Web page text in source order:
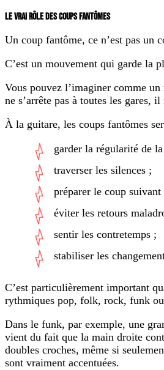
LE VRAI RÔLE DES COUPS FANTÔMES
Un coup fantôme, ce n’est pas un
C’est un mouvement qui garde la
Vous pouvez l’imaginer comme
ne s’arrête pas à toutes les gares,
À la guitare, les coups fantômes
garder la régularité de
traverser les silences ;
préparer le coup suivant
éviter les retours
sentir les contretemps ;
stabiliser les
C’est particulièrement important
rythmiques pop, folk, rock, funk ou
Dans le funk, par exemple, une
vient du fait que la main droite
doubles croches, même si
sont vraiment accentuées.